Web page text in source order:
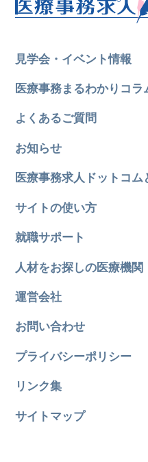
見学会・イベント情報
医療事務まるわかりコラ
よくあるご質問
お知らせ
医療事務求人ドットコム
サイトの使い方
就職サポート
人材をお探しの医療機関
運営会社
お問い合わせ
プライバシーポリシー
リンク集
サイトマップ